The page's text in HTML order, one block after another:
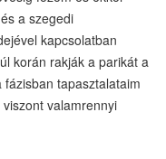
a szegedi
kapcsolatban
korán rakják a parikát a
tapasztalataim
valamrennyi